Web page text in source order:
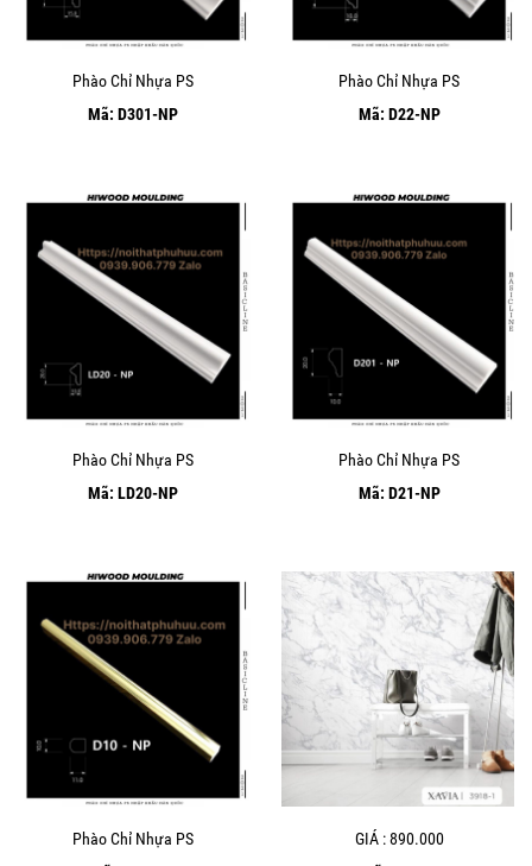
Phào Chỉ Nhựa PS
Mã: D301-NP
Phào Chỉ Nhựa PS
Mã: D22-NP
Phào Chỉ Nhựa PS
Mã: LD20-NP
Phào Chỉ Nhựa PS
Mã: D21-NP
Phào Chỉ Nhựa PS
GIÁ : 890.000